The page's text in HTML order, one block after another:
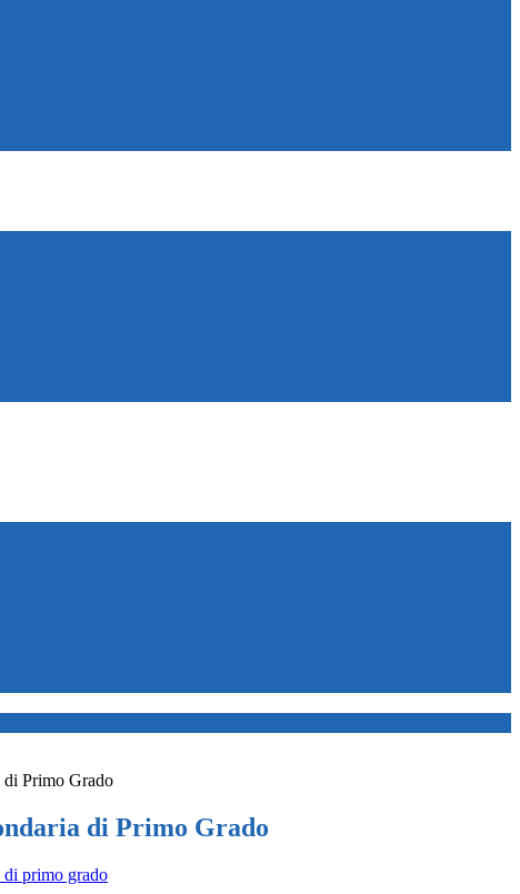
di Primo Grado
di Primo Grado
di primo grado